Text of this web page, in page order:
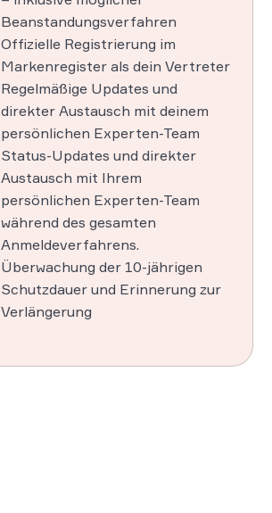
Beanstandungsverfahren
Offizielle Registrierung im
Markenregister als dein Vertreter
Regelmäßige Updates und
direkter Austausch mit deinem
persönlichen Experten-Team
Status-Updates und direkter
Austausch mit Ihrem
persönlichen Experten-Team
während des gesamten
Anmeldeverfahrens.
Überwachung der 10-jährigen
Schutzdauer und Erinnerung zur
Verlängerung